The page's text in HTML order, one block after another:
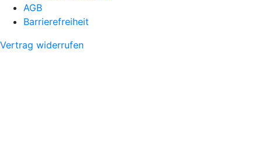
AGB
Barrierefreiheit
Vertrag widerrufen